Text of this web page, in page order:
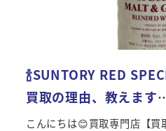
🍾SUNTORY RED
買取の理由、教えます
こんにちは😊買取専門店【